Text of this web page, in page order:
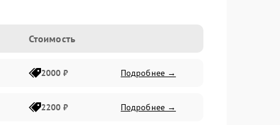
Стоимость
2000 ₽ Подробнее →
2200 ₽ Подробнее →